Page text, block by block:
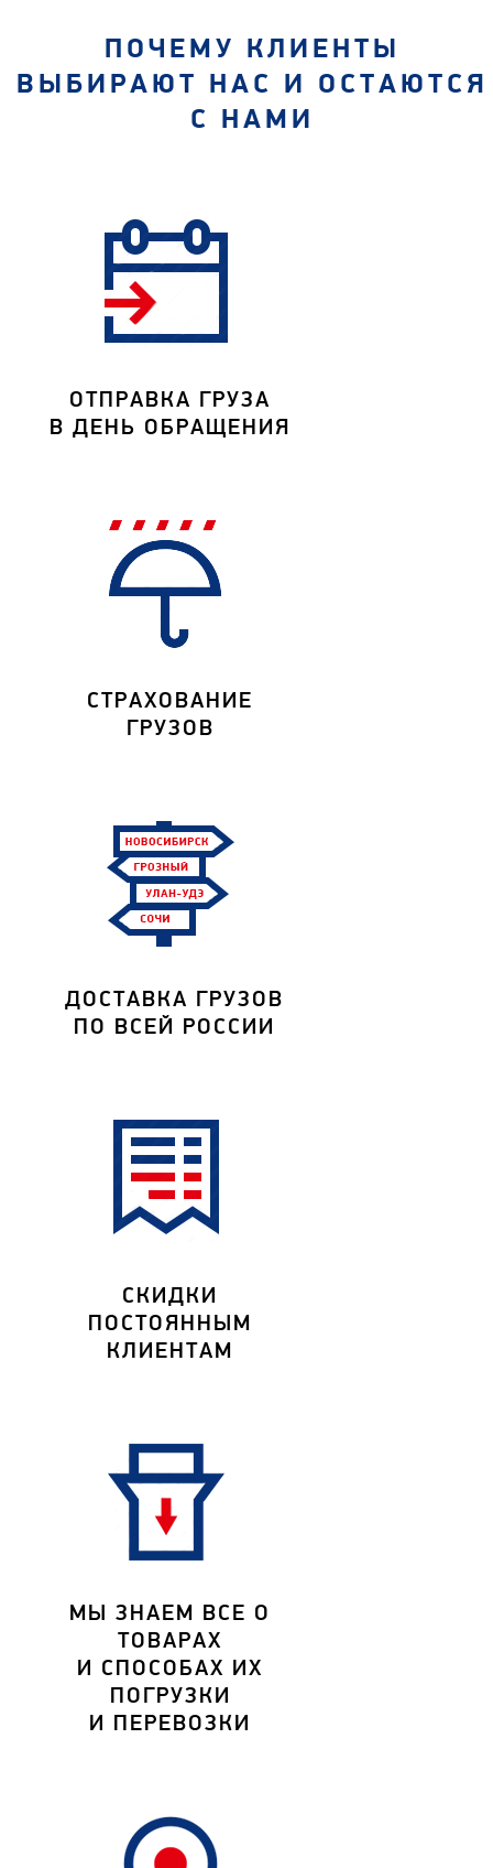
ПОЧЕМУ КЛИЕНТЫ
ВЫБИРАЮТ НАС И ОСТАЮТСЯ
С НАМИ
ОТПРАВКА ГРУЗА
В ДЕНЬ ОБРАЩЕНИЯ
СТРАХОВАНИЕ
ГРУЗОВ
ДОСТАВКА ГРУЗОВ
ПО ВСЕЙ РОССИИ
СКИДКИ
ПОСТОЯННЫМ
КЛИЕНТАМ
МЫ ЗНАЕМ ВСЕ О
ТОВАРАХ
И СПОСОБАХ ИХ
ПОГРУЗКИ
И ПЕРЕВОЗКИ